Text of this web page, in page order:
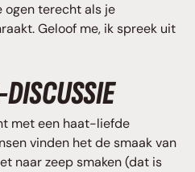
ogen terecht als je
Geloof me, ik spreek uit
met een haat-liefde
vinden het de smaak van
naar zeep smaken (dat is